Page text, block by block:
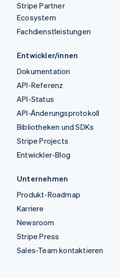
Stripe Partner
Ecosystem
Fachdienstleistungen
Entwickler/innen
Dokumentation
API-Referenz
API-Status
API-Änderungsprotokoll
Bibliotheken und SDKs
Stripe Projects
Entwickler-Blog
Unternehmen
Produkt-Roadmap
Karriere
Newsroom
Stripe Press
Sales-Team kontaktieren